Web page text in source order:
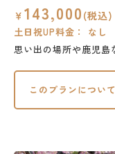
￥ 143,000 (税込)
土日祝UP料金： な
思い出の場所や鹿児
このプランについ